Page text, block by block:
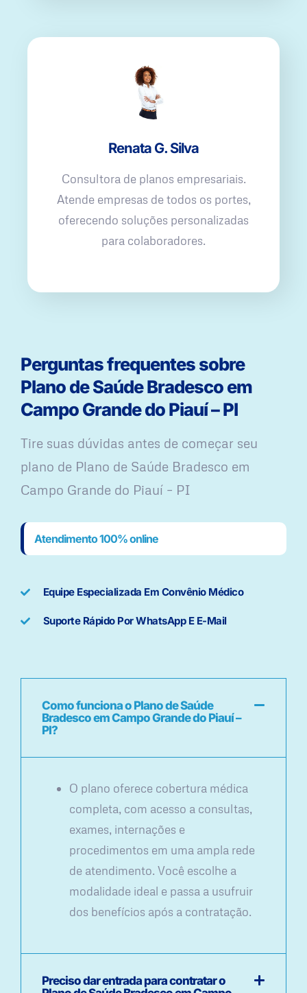
Renata G. Silva
Consultora de planos empresariais.
Atende empresas de todos os portes,
oferecendo soluções personalizadas
para colaboradores.
Perguntas frequentes sobre
Plano de Saúde Bradesco em
Campo Grande do Piauí – PI
Tire suas dúvidas antes de começar seu
plano ​de Plano de Saúde Bradesco em
Campo Grande do Piauí – PI
Atendimento 100% online
Equipe Especializada Em Convênio Médico
Suporte Rápido Por WhatsApp E E-Mail
Como funciona o Plano de Saúde
Bradesco em Campo Grande do Piauí –
PI?
O plano oferece cobertura médica
completa, com acesso a consultas,
exames, internações e
procedimentos em uma ampla rede
de atendimento. Você escolhe a
modalidade ideal e passa a usufruir
dos benefícios após a contratação.
Preciso dar entrada para contratar o